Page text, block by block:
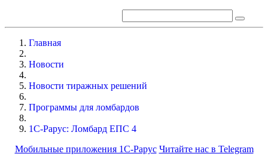
Главная
Новости
Новости тиражных решений
Программы для ломбардов
1С-Рарус: Ломбард ЕПС 4
Мобильные приложения 1С-Рарус Читайте нас в Telegram